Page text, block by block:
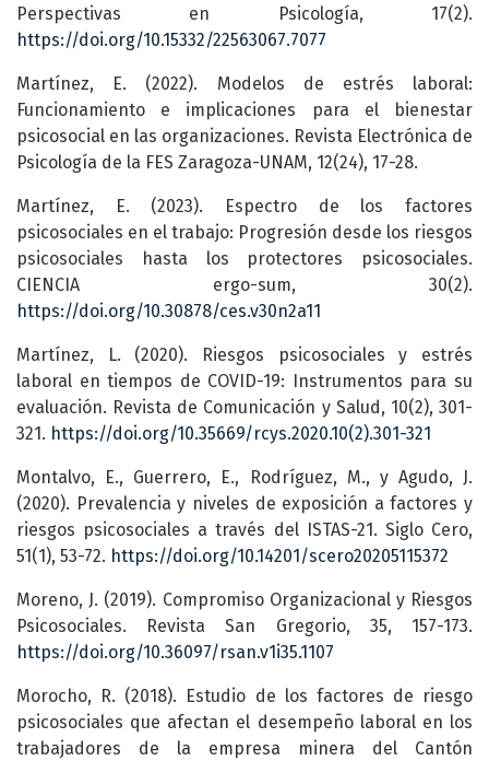
Perspectivas en Psicología, 17(2).
https://doi.org/10.15332/22563067.7077
Martínez, E. (2022). Modelos de estrés laboral:
Funcionamiento e implicaciones para el bienestar
psicosocial en las organizaciones. Revista Electrónica de
Psicología de la FES Zaragoza-UNAM, 12(24), 17-28.
Martínez, E. (2023). Espectro de los factores
psicosociales en el trabajo: Progresión desde los riesgos
psicosociales hasta los protectores psicosociales.
CIENCIA ergo-sum, 30(2).
https://doi.org/10.30878/ces.v30n2a11
Martínez, L. (2020). Riesgos psicosociales y estrés
laboral en tiempos de COVID-19: Instrumentos para su
evaluación. Revista de Comunicación y Salud, 10(2), 301-
321. https://doi.org/10.35669/rcys.2020.10(2).301-321
Montalvo, E., Guerrero, E., Rodríguez, M., y Agudo, J.
(2020). Prevalencia y niveles de exposición a factores y
riesgos psicosociales a través del ISTAS-21. Siglo Cero,
51(1), 53-72. https://doi.org/10.14201/scero20205115372
Moreno, J. (2019). Compromiso Organizacional y Riesgos
Psicosociales. Revista San Gregorio, 35, 157-173.
https://doi.org/10.36097/rsan.v1i35.1107
Morocho, R. (2018). Estudio de los factores de riesgo
psicosociales que afectan el desempeño laboral en los
trabajadores de la empresa minera del Cantón